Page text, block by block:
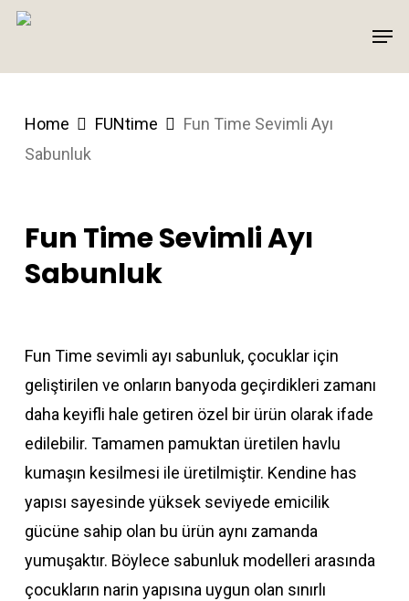
Skip
main
Home FUNtime
Fun Time Sevimli Ayı
Sabunluk
Fun Time Sevimli Ayı
Sabunluk
Fun Time sevimli ayı sabunluk, çocuklar için
geliştirilen ve onların banyoda geçirdikleri zamanı
daha keyifli hale getiren özel bir ürün olarak ifade
edilebilir. Tamamen pamuktan üretilen havlu
kumaşın kesilmesi ile üretilmiştir. Kendine has
yapısı sayesinde yüksek seviyede emicilik
gücüne sahip olan bu ürün aynı zamanda
yumuşaktır. Böylece sabunluk modelleri arasında
çocukların narin yapısına uygun olan sınırlı